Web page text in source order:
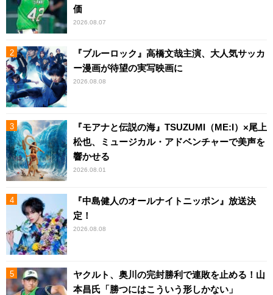
価
2026.08.07
『ブルーロック』高橋文哉主演、大人気サッカ
ー漫画が待望の実写映画に
2026.08.08
『モアナと伝説の海』TSUZUMI（ME:I）×尾上
松也、ミュージカル・アドベンチャーで美声を
響かせる
2026.08.01
『中島健人のオールナイトニッポン』放送決
定！
2026.08.08
ヤクルト、奥川の完封勝利で連敗を止める！山
本昌氏「勝つにはこういう形しかない」